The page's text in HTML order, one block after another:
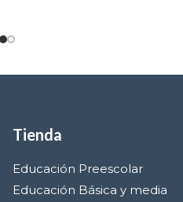
Tienda
Educación Preescolar
Educación Básica y media